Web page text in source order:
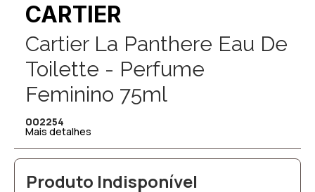
CARTIER
Cartier La Panthere Eau De
Toilette - Perfume
Feminino 75ml
002254
Mais detalhes